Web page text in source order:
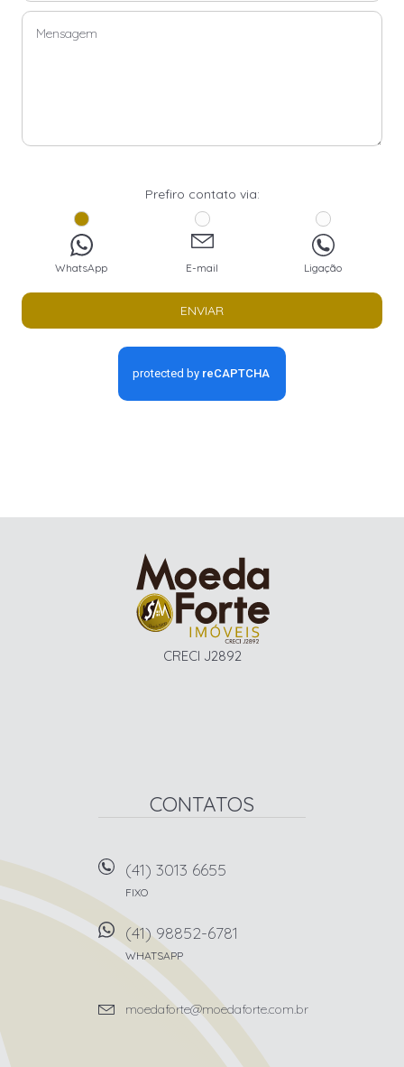
Prefiro contato via:
WhatsApp E-mail Ligação
ENVIAR
CRECI J2892
CONTATOS
(41) 3013 6655
FIXO
(41) 98852-6781
WHATSAPP
moedaforte@moedaforte.com.br